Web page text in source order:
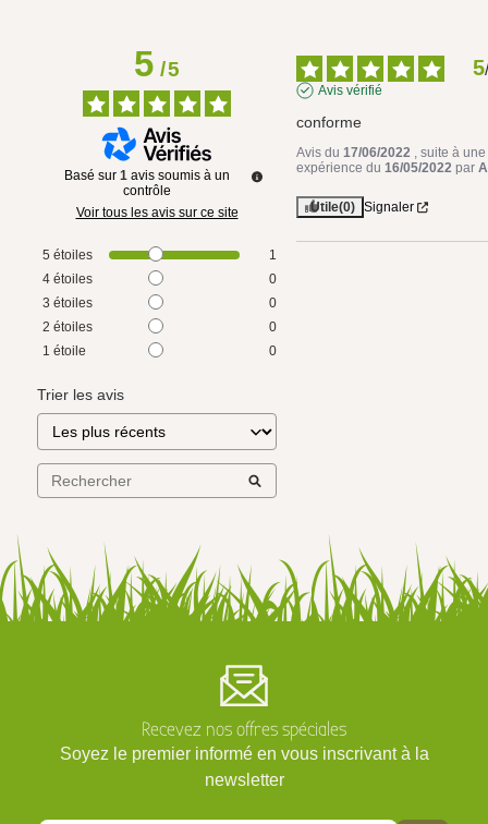
5/5
Basé sur 1 avis soumis à un
contrôle
Voir tous les avis sur ce site
5 étoiles
1
4 étoiles
0
3 étoiles
0
2 étoiles
0
1 étoile 0
Trier les avis
5
Avis vérifié
conforme
Avis du17/06/2022 , suite à une
expérience du16/05/2022 par
Utile(0) Signaler
Recevez nos offres spéciales
Soyez le premier informé en vous inscrivant à la
newsletter